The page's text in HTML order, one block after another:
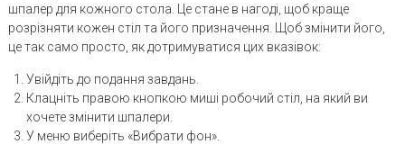
шпалер для кожного стола. Це стане в нагоді, щоб краще
розрізняти кожен стіл та його призначення. Щоб змінити його,
це так само просто, як дотримуватися цих вказівок:
Увійдіть до подання завдань.
Клацніть правою кнопкою миші робочий стіл, на який ви
хочете змінити шпалери.
У меню виберіть «Вибрати фон».